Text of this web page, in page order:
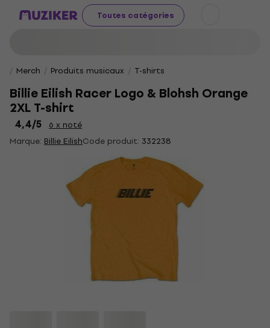
Toutes catégories
Merch Produits musicaux T-shirts
Billie Eilish Racer Logo & Blohsh Orange
2XL T-shirt
4,4/5
6 x noté
Marque: Billie EilishCode produit: 332238